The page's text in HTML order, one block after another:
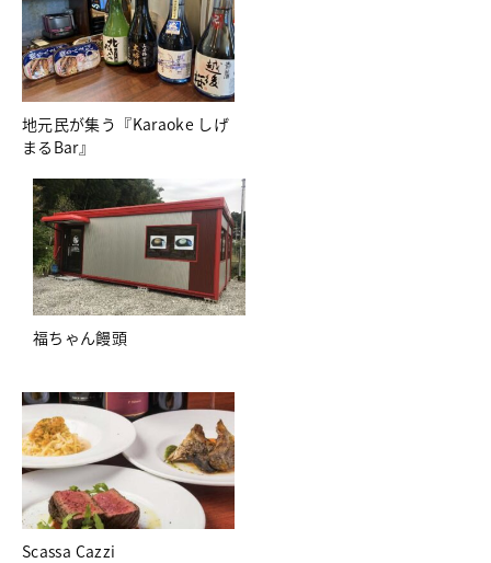
地元民が集う『Karaoke しげ
まるBar』
福ちゃん饅頭
Scassa Cazzi